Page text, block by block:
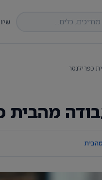
כפרילנסר
מהבית